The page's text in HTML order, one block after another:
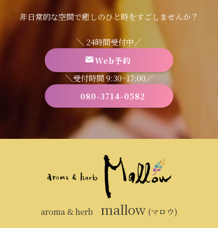
非日常的な空間で癒しのひと時をすごしませんか？
＼ 24時間受付中／
Web予約
＼受付時間 9:30~17:00／
080-3714-0582
aroma & herb mallow(マロウ)